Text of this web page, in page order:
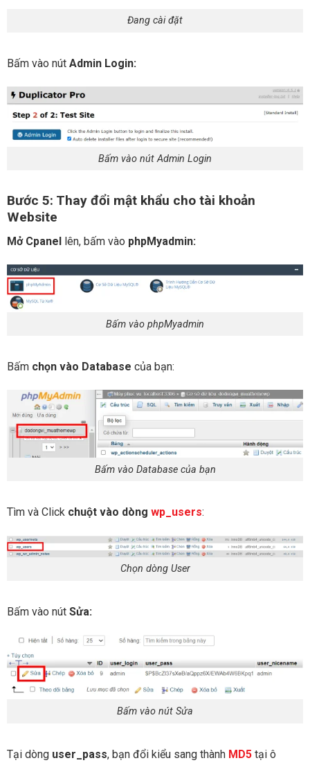
Đang cài đặt
Bấm vào nút Admin Login:
Bấm vào nút Admin Login
Bước 5: Thay đổi mật khẩu cho tài khoản
Website
Mở Cpanel lên, bấm vào phpMyadmin:
Bấm vào phpMyadmin
Bấm chọn vào Database của bạn:
Bấm vào Database của bạn
Tìm và Click chuột vào dòng wp_users:
Chọn dòng User
Bấm vào nút Sửa:
Bấm vào nút Sửa
Tại dòng user_pass, bạn đổi kiểu sang thành MD5 tại ô